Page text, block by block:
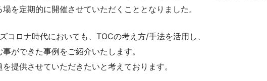
を定期的に開催させていただくこととなりました。
コロナ時代においても、TOCの考え方/手法を活用し、
ができた事例をご紹介いたします。
提供させていただきたいと考えております。